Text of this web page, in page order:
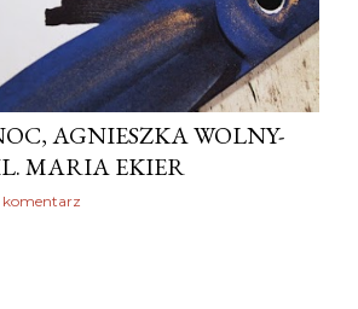
AGNIESZKA WOLNY-
MARIA EKIER
komentarz